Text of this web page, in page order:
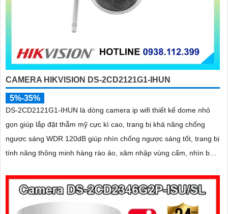
CAMERA HIKVISION DS-2CD2121G1-IHUN
5%-35%
DS-2CD2121G1-IHUN là dòng camera ip wifi thiết kế dome nhỏ
gọn giúp lắp đặt thẫm mỹ cực kì cao, trang bị khả năng chống
ngược sáng WDR 120dB giúp nhìn chống ngược sáng tốt, trang bị
tính năng thông minh hàng rào ảo, xâm nhập vùng cấm, nhìn ban